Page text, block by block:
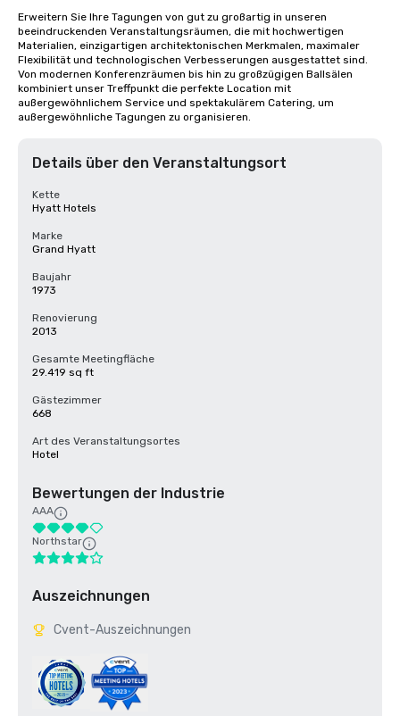
Erweitern Sie Ihre Tagungen von gut zu großartig in unseren
beeindruckenden Veranstaltungsräumen, die mit hochwertigen
Materialien, einzigartigen architektonischen Merkmalen, maximaler
Flexibilität und technologischen Verbesserungen ausgestattet sind.
Von modernen Konferenzräumen bis hin zu großzügigen Ballsälen
kombiniert unser Treffpunkt die perfekte Location mit
außergewöhnlichem Service und spektakulärem Catering, um
außergewöhnliche Tagungen zu organisieren.
Details über den Veranstaltungsort
Kette
Hyatt Hotels
Marke
Grand Hyatt
Baujahr
1973
Renovierung
2013
Gesamte Meetingfläche
29.419 sq ft
Gästezimmer
668
Art des Veranstaltungsortes
Hotel
Bewertungen der Industrie
AAA
Northstar
Auszeichnungen
Cvent-Auszeichnungen